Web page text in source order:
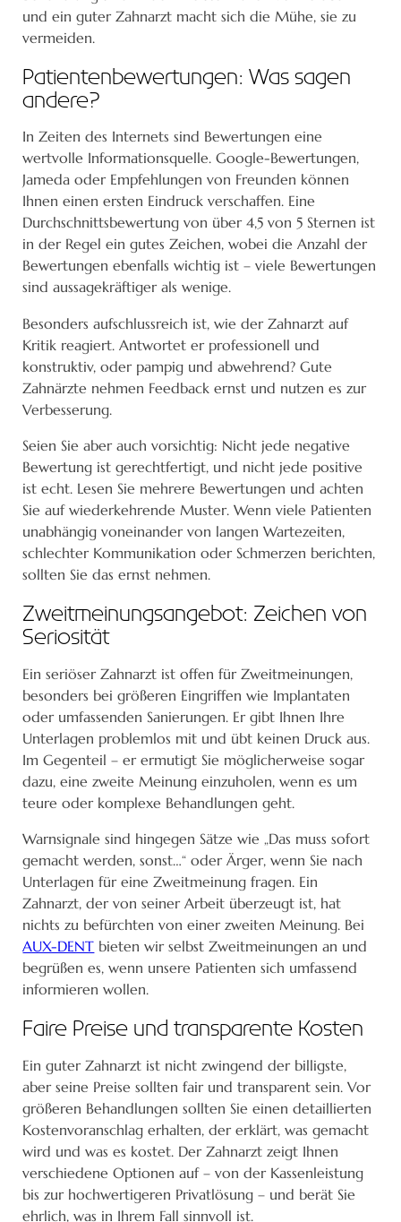
und ein guter Zahnarzt macht sich die Mühe, sie zu
vermeiden.
Patientenbewertungen: Was sagen
andere?
In Zeiten des Internets sind Bewertungen eine
wertvolle Informationsquelle. Google-Bewertungen,
Jameda oder Empfehlungen von Freunden können
Ihnen einen ersten Eindruck verschaffen. Eine
Durchschnittsbewertung von über 4,5 von 5 Sternen ist
in der Regel ein gutes Zeichen, wobei die Anzahl der
Bewertungen ebenfalls wichtig ist – viele Bewertungen
sind aussagekräftiger als wenige.
Besonders aufschlussreich ist, wie der Zahnarzt auf
Kritik reagiert. Antwortet er professionell und
konstruktiv, oder pampig und abwehrend? Gute
Zahnärzte nehmen Feedback ernst und nutzen es zur
Verbesserung.
Seien Sie aber auch vorsichtig: Nicht jede negative
Bewertung ist gerechtfertigt, und nicht jede positive
ist echt. Lesen Sie mehrere Bewertungen und achten
Sie auf wiederkehrende Muster. Wenn viele Patienten
unabhängig voneinander von langen Wartezeiten,
schlechter Kommunikation oder Schmerzen berichten,
sollten Sie das ernst nehmen.
Zweitmeinungsangebot: Zeichen von
Seriosität
Ein seriöser Zahnarzt ist offen für Zweitmeinungen,
besonders bei größeren Eingriffen wie Implantaten
oder umfassenden Sanierungen. Er gibt Ihnen Ihre
Unterlagen problemlos mit und übt keinen Druck aus.
Im Gegenteil – er ermutigt Sie möglicherweise sogar
dazu, eine zweite Meinung einzuholen, wenn es um
teure oder komplexe Behandlungen geht.
Warnsignale sind hingegen Sätze wie „Das muss sofort
gemacht werden, sonst…“ oder Ärger, wenn Sie nach
Unterlagen für eine Zweitmeinung fragen. Ein
Zahnarzt, der von seiner Arbeit überzeugt ist, hat
nichts zu befürchten von einer zweiten Meinung. Bei
AUX-DENT bieten wir selbst Zweitmeinungen an und
begrüßen es, wenn unsere Patienten sich umfassend
informieren wollen.
Faire Preise und transparente Kosten
Ein guter Zahnarzt ist nicht zwingend der billigste,
aber seine Preise sollten fair und transparent sein. Vor
größeren Behandlungen sollten Sie einen detaillierten
Kostenvoranschlag erhalten, der erklärt, was gemacht
wird und was es kostet. Der Zahnarzt zeigt Ihnen
verschiedene Optionen auf – von der Kassenleistung
bis zur hochwertigeren Privatlösung – und berät Sie
ehrlich, was in Ihrem Fall sinnvoll ist.